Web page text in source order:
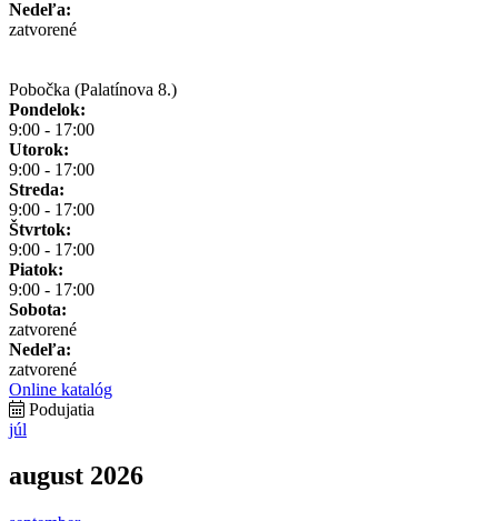
Nedeľa:
zatvorené
Pobočka (Palatínova 8.)
Pondelok:
9:00 - 17:00
Utorok:
9:00 - 17:00
Streda:
9:00 - 17:00
Štvrtok:
9:00 - 17:00
Piatok:
9:00 - 17:00
Sobota:
zatvorené
Nedeľa:
zatvorené
Online katalóg
Podujatia
júl
august 2026